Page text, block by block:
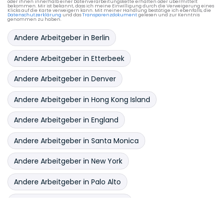
Vertragsrecht Vertriebsrecht
Verwaltungsrecht Wirtschaftsstrafrecht
Zivilprozessrecht
oder ihnen innerhalb einer Datenverarbeitungskette erhalten oder übermittelt
bekommen. Mir ist bekannt, dass ich meine Einwilligung durch die Verweigerung eines
Klicks auf die Karte verweigern kann. Mit meiner Handlung bestätige ich ebenfalls, die
Datenschutzerklärung und dasTransparenzdokumentgelesen und zur Kenntnis
genommen zu haben.
Andere Arbeitgeber in Berlin
Andere Arbeitgeber in Etterbeek
Andere Arbeitgeber in Denver
Andere Arbeitgeber in Hong Kong Island
Andere Arbeitgeber in England
Andere Arbeitgeber in Santa Monica
Andere Arbeitgeber in New York
Andere Arbeitgeber in Palo Alto